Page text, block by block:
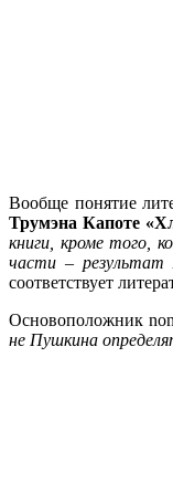
Вообще понятие
Трумэна Капоте
книги, кроме того,
части – результат
соответствует
Основоположник
не Пушкина